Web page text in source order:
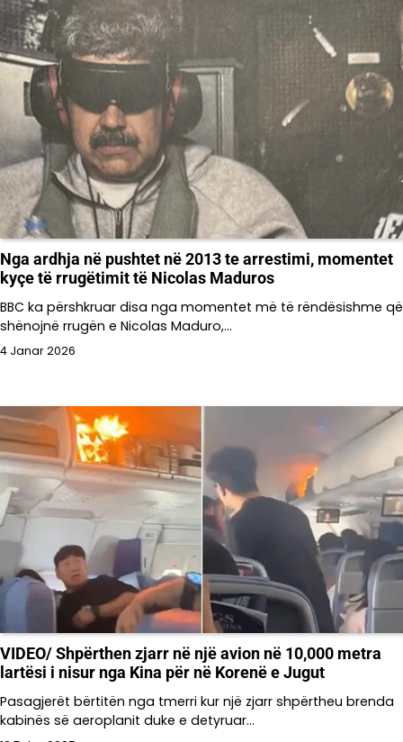
Nga ardhja në pushtet në 2013 te arrestimi, momentet
kyçe të rrugëtimit të Nicolas Maduros
BBC ka përshkruar disa nga momentet më të rëndësishme që
shënojnë rrugën e Nicolas Maduro,…
4 Janar 2026
VIDEO/ Shpërthen zjarr në një avion në 10,000 metra
lartësi i nisur nga Kina për në Korenë e Jugut
Pasagjerët bërtitën nga tmerri kur një zjarr shpërtheu brenda
kabinës së aeroplanit duke e detyruar…